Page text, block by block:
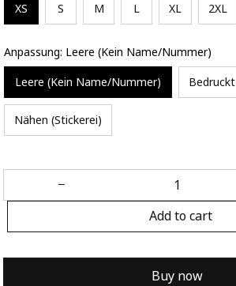
XS S M L XL 2XL
Anpassung: Leere (Kein Name/Nummer)
Leere (Kein Name/Nummer) Bedruckt
Nähen (Stickerei)
Add to cart
Buy now